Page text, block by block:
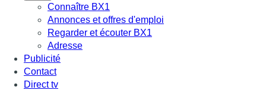
Connaître BX1
Annonces et offres d'emploi
Regarder et écouter BX1
Adresse
Publicité
Contact
Direct tv